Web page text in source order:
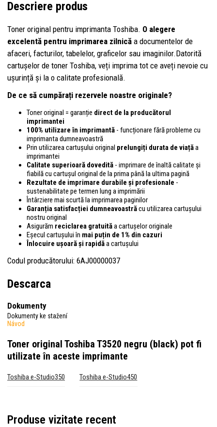
Descriere produs
Toner original pentru imprimanta Toshiba. O alegere
excelentă pentru imprimarea zilnică a documentelor de
afaceri, facturilor, tabelelor, graficelor sau imaginilor.Datorită
cartușelor de toner Toshiba, veți imprima tot ce aveți nevoie cu
ușurință și la o calitate profesională.
De ce să cumpărați rezervele noastre originale?
Toner original = garanție direct de la producătorul
imprimantei
100% utilizare în imprimantă - funcționare fără probleme cu
imprimanta dumneavoastră
Prin utilizarea cartușului original prelungiți durata de viațăa
imprimantei
Calitate superioară dovedită - imprimare de înaltă calitate și
fiabilă cu cartușul original de la prima până la ultima pagină
Rezultate de imprimare durabile și profesionale -
sustenabilitate pe termen lung a imprimării
Întârziere mai scurtă la imprimarea paginilor
Garanția satisfacției dumneavoastrăcu utilizarea cartușului
nostru original
Asigurăm reciclarea gratuităa cartușelor originale
Eșecul cartușului în mai puțin de 1% din cazuri
Înlocuire ușoară și rapidăa cartușului
Codul producătorului: 6AJ00000037
Descarca
Dokumenty
Dokumenty ke stažení
Návod
Toner original Toshiba T3520 negru (black) pot fi
utilizate în aceste imprimante
Toshiba e-Studio350 Toshiba e-Studio450
Produse vizitate recent